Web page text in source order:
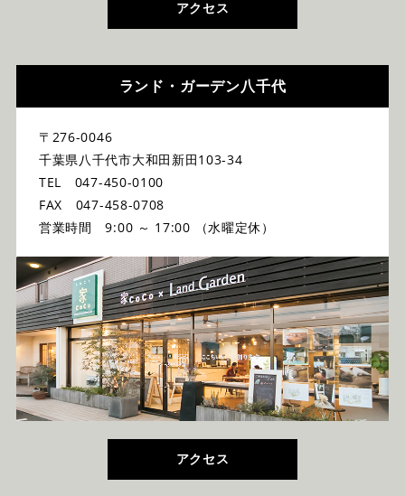
アクセス
ランド・ガーデン八千代
〒276-0046
千葉県八千代市大和田新田103-34
TEL 047-450-0100
FAX 047-458-0708
営業時間 9:00 ～ 17:00 （水曜定休）
アクセス